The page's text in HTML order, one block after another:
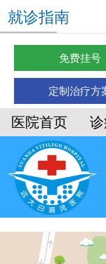
就诊指南
免费挂号
定制治疗方
医院首页